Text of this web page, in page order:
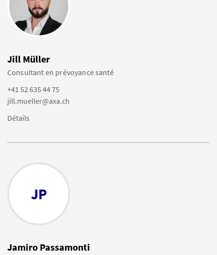
Jill Müller
Consultant en prévoyance santé
+41 52 635 44 75
jill.mueller@axa.ch
Détails
JP
Jamiro Passamonti